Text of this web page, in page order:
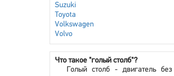
Suzuki
Toyota
Volkswagen
Volvo
Что такое "голый столб"?
Голый столб - двигатель без